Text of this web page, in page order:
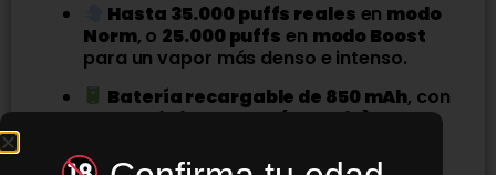
Hasta 35.000 puffs reales en modo
Norm, o 25.000 puffs en modo Boost
para un vapor más denso e intenso.
Batería recargable de 850 mAh, con
carga rápida USB-C (~30 min)y